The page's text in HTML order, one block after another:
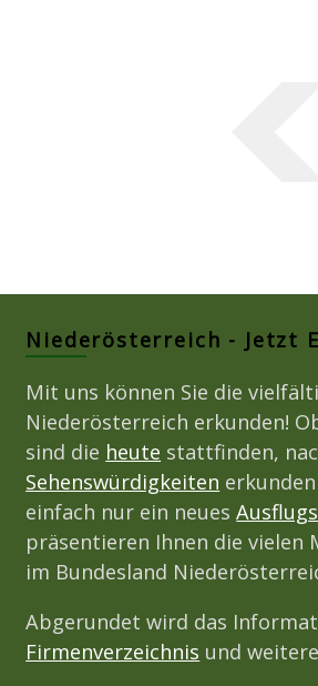
Niederösterreich - Jetzt
Mit uns können Sie die
Niederösterreich erkunden!
sind die heute stattfinden,
Sehenswürdigkeiten
einfach nur ein neues
präsentieren Ihnen die
im Bundesland
Abgerundet wird das
Firmenverzeichnis und